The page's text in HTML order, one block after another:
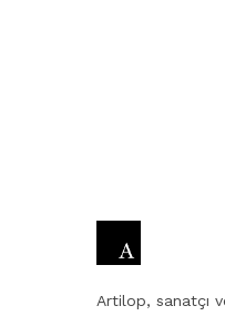
Artilop, sanatçı